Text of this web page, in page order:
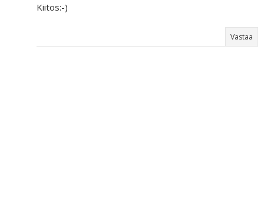
Kiitos:-)
Vastaa